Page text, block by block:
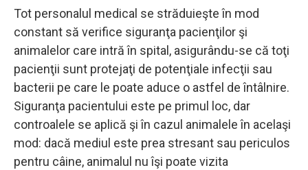
Tot personalul medical se străduieşte în mod
constant să verifice siguranţa pacienţilor şi
animalelor care intră în spital, asigurându-se că toţi
pacienţii sunt protejaţi de potenţiale infecţii sau
bacterii pe care le poate aduce o astfel de întâlnire.
Siguranţa pacientului este pe primul loc, dar
controalele se aplică şi în cazul animalele în acelaşi
mod: dacă mediul este prea stresant sau periculos
pentru câine, animalul nu îşi poate vizita